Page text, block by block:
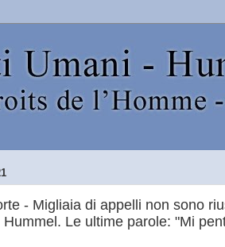
- Migliaia di appelli non sono
Le ultime parole: "Mi